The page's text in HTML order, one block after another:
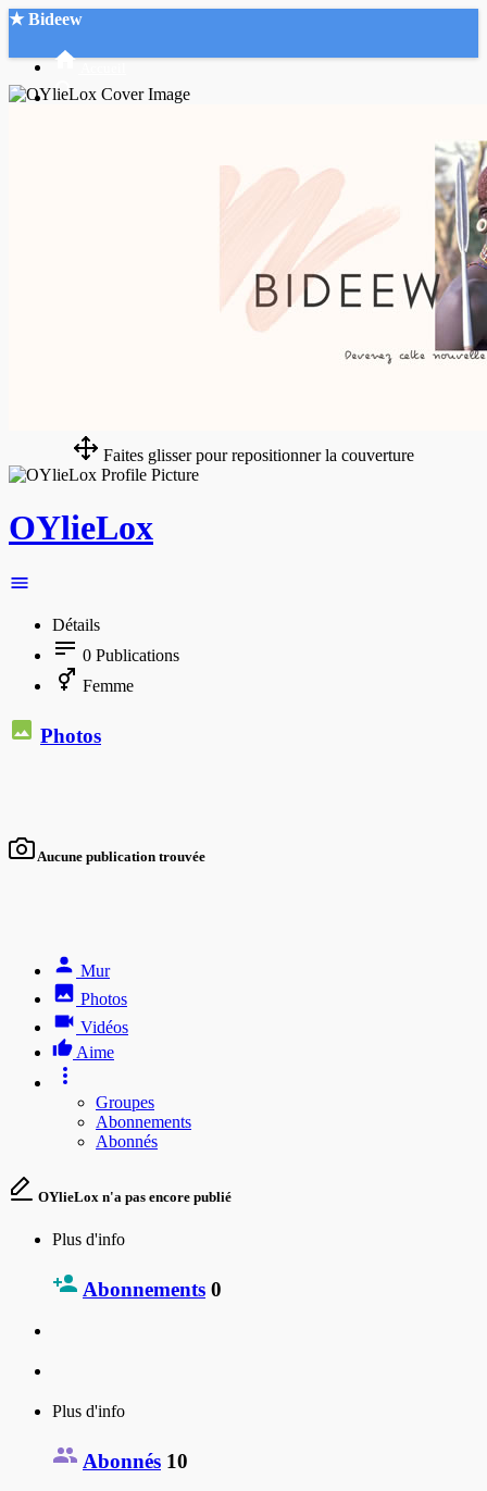
★ Bideew
Faites glisser pour repositionner la couverture
OYlieLox
Détails
0 Publications
Femme
Photos
Aucune publication trouvée
Mur
Photos
Vidéos
Aime
Groupes
Abonnements
Abonnés
OYlieLox n'a pas encore publié
Plus d'info
Abonnements 0
Plus d'info
Abonnés 10